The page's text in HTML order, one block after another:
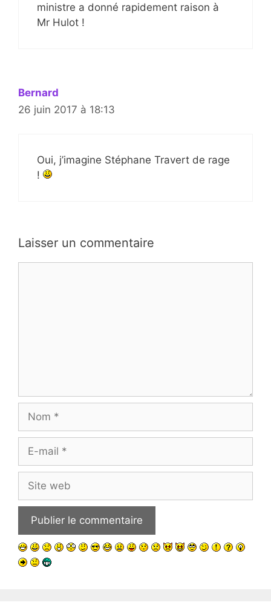
ministre a donné rapidement raison à
Mr Hulot !
Bernard
26 juin 2017 à 18:13
Oui, j’imagine Stéphane Travert de rage
!
Laisser un commentaire
mail
web